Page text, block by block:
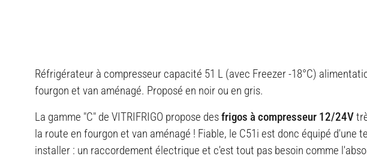
Réfrigérateur à compresseur capacité 51 L (avec Freezer -18°C)
fourgon et van aménagé. Proposé en noir ou en gris.
La gamme "C" de VITRIFRIGO propose desfrigos à compresseur 12/24V
la route en fourgon et van aménagé ! Fiable, le C51i est donc équipé
installer : un raccordement électrique et c'est tout pas besoin comme